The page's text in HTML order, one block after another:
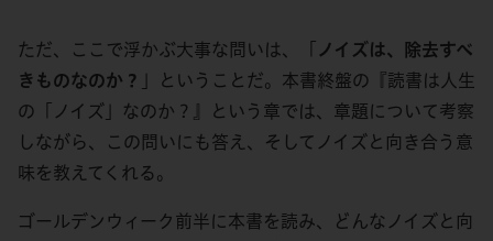
ただ、ここで浮かぶ大事な問いは、「
ノイズは、除去すべ
きものなのか？
」ということだ。本書終盤の『読書は人生
の「ノイズ」なのか？』という章では、章題について考察
しながら、この問いにも答え、そしてノイズと向き合う意
味を教えてくれる。
ゴールデンウィーク前半に本書を読み、どんなノイズと向